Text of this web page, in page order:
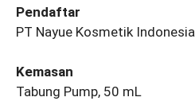
Pendaftar
PT Nayue Kosmetik Indonesia
Kemasan
Tabung Pump, 50 mL